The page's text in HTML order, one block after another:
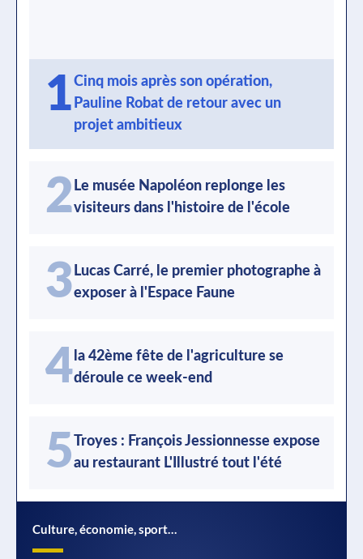
1Cinq mois après son opération,
Pauline Robat de retour avec un
projet ambitieux
2 Le musée Napoléon replonge les
visiteurs dans l'histoire de l'école
3 Lucas Carré, le premier photographe à
exposer à l'Espace Faune
4 la 42ème fête de l'agriculture se
déroule ce week-end
5
Troyes : François Jessionnesse expose
au restaurant L'Illustré tout l'été
Culture, économie, sport…